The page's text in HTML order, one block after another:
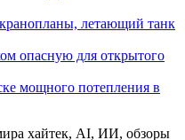
летающий танк
опасную для открытого
мощного потепления в
хайтек, AI, ИИ, обзоры